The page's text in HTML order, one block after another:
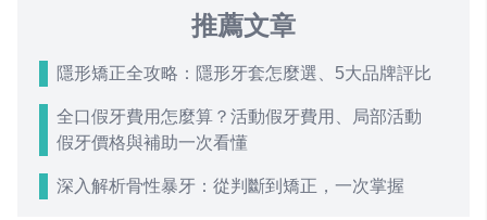
推薦文章
隱形矯正全攻略：隱形牙套怎麼選、5大品牌評比
全口假牙費用怎麼算？活動假牙費用、局部活動
假牙價格與補助一次看懂
深入解析骨性暴牙：從判斷到矯正，一次掌握